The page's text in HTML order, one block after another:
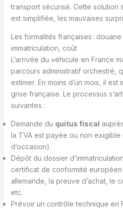
transport sécurisé. Cette solution
est simplifiée, les mauvaises
Les formalités françaises : douane
immatriculation, coût
L’arrivée du véhicule en France
parcours administratif orchestré,
estimer. En moins d’un mois, il
grise française. Le processus
suivantes :
Demande du quitus fiscal
la TVA est payée ou non exigible
d’occasion).
Dépôt du dossier
certificat de conformité
allemande, la preuve d’achat, le
etc.
Prévoir un contrôle technique en